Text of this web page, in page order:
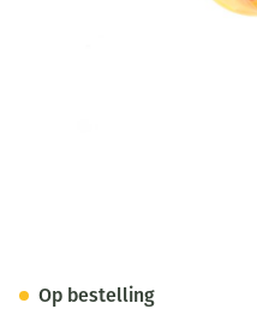
Op bestelling